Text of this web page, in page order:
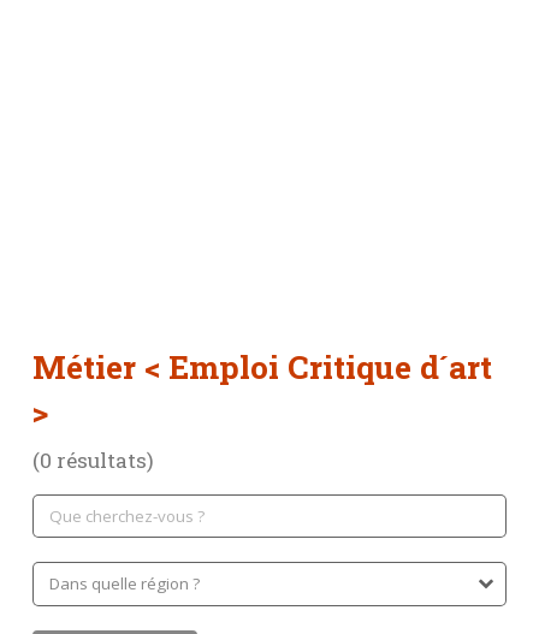
Métier < Emploi Critique d´art
>
(0 résultats)